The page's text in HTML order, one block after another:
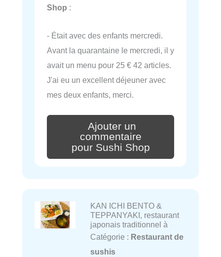
Shop :
- Était avec des enfants mercredi.
Avant la quarantaine le mercredi, il y
avait un menu pour 25 € 42 articles.
J'ai eu un excellent déjeuner avec
mes deux enfants, merci.
Ajouter un
commentaire
pour Sushi Shop
KAN ICHI BENTO &
TEPPANYAKI, restaurant
japonais traditionnel à
Catégorie : Restaurant de
sushis